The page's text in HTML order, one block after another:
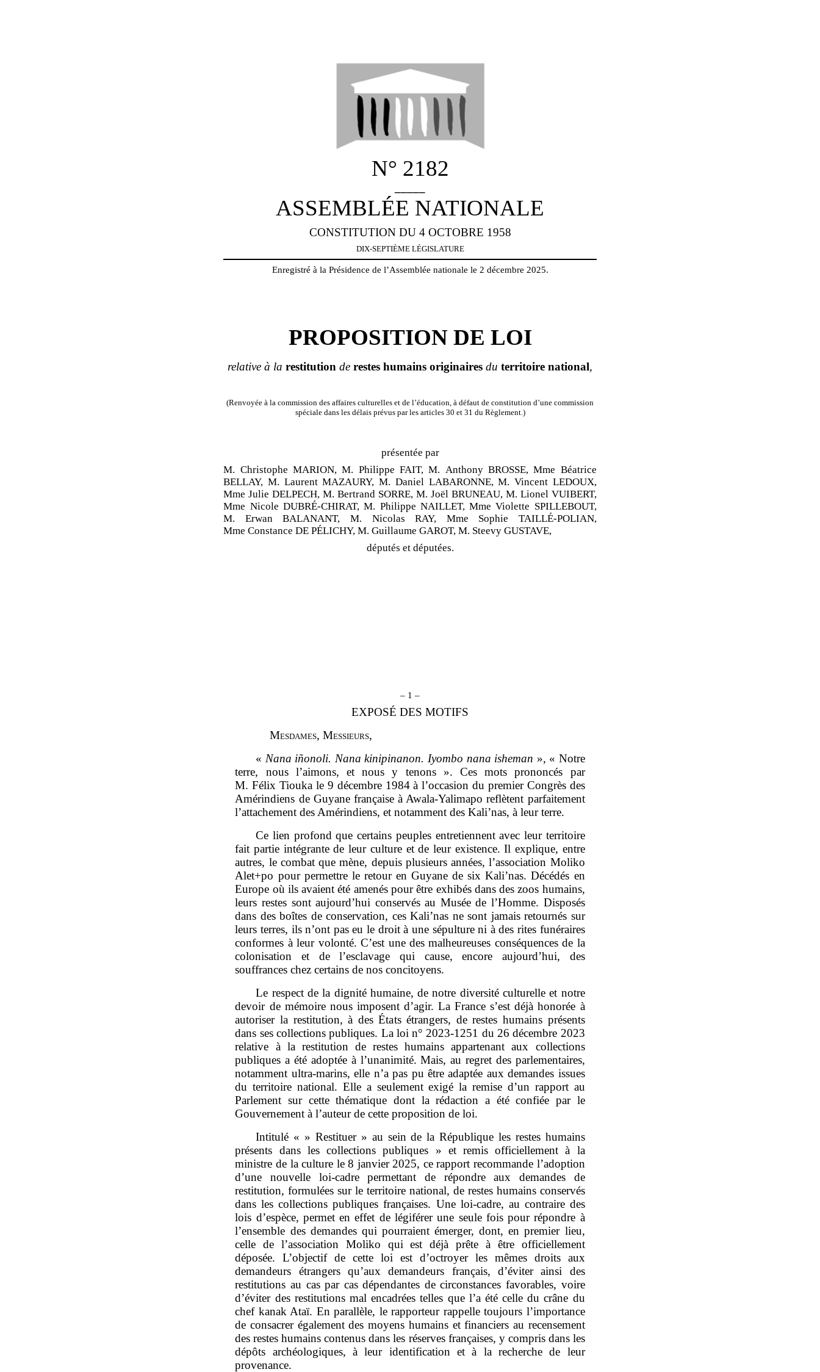
N° 2182
ASSEMBLÉE NATIONALE
CONSTITUTION DU 4 OCTOBRE 1958
DIX-SEPTIÈME LÉGISLATURE
Enregistré à la Présidence de l’Assemblée nationale le 2 décembre 2025.
PROPOSITION DE LOI
relative à la restitution de restes humains originaires du territoire national,
(Renvoyée à la commission des affaires culturelles et de l’éducation, à défaut de constitution d’une commission
spéciale dans les délais prévus par les articles 30 et 31 du Règlement.)
présentée par
M. Christophe MARION, M. Philippe FAIT, M. Anthony BROSSE, Mme Béatrice
BELLAY, M. Laurent MAZAURY, M. Daniel LABARONNE, M. Vincent LEDOUX,
Mme Julie DELPECH, M. Bertrand SORRE, M. Joël BRUNEAU, M. Lionel VUIBERT,
Mme Nicole DUBRÉ-CHIRAT, M. Philippe NAILLET, Mme Violette SPILLEBOUT,
M. Erwan BALANANT, M. Nicolas RAY, Mme Sophie TAILLÉ-POLIAN,
Mme Constance DE PÉLICHY, M. Guillaume GAROT, M. Steevy GUSTAVE,
députés et députées.
– 1 –
EXPOSÉ DES MOTIFS
Mesdames, Messieurs,
« Nana iñonoli. Nana kinipinanon. Iyombo nana isheman », « Notre
terre, nous l’aimons, et nous y tenons ». Ces mots prononcés par
M. Félix Tiouka le 9 décembre 1984 à l’occasion du premier Congrès des
Amérindiens de Guyane française à Awala‑Yalimapo reflètent parfaitement
l’attachement des Amérindiens, et notamment des Kali’nas, à leur terre.
Ce lien profond que certains peuples entretiennent avec leur territoire
fait partie intégrante de leur culture et de leur existence. Il explique, entre
autres, le combat que mène, depuis plusieurs années, l’association Moliko
Alet+po pour permettre le retour en Guyane de six Kali’nas. Décédés en
Europe où ils avaient été amenés pour être exhibés dans des zoos humains,
leurs restes sont aujourd’hui conservés au Musée de l’Homme. Disposés
dans des boîtes de conservation, ces Kali’nas ne sont jamais retournés sur
leurs terres, ils n’ont pas eu le droit à une sépulture ni à des rites funéraires
conformes à leur volonté. C’est une des malheureuses conséquences de la
colonisation et de l’esclavage qui cause, encore aujourd’hui, des
souffrances chez certains de nos concitoyens.
Le respect de la dignité humaine, de notre diversité culturelle et notre
devoir de mémoire nous imposent d’agir. La France s’est déjà honorée à
autoriser la restitution, à des États étrangers, de restes humains présents
dans ses collections publiques. La loi n° 2023‑1251 du 26 décembre 2023
relative à la restitution de restes humains appartenant aux collections
publiques a été adoptée à l’unanimité. Mais, au regret des parlementaires,
notamment ultra‑marins, elle n’a pas pu être adaptée aux demandes issues
du territoire national. Elle a seulement exigé la remise d’un rapport au
Parlement sur cette thématique dont la rédaction a été confiée par le
Gouvernement à l’auteur de cette proposition de loi.
Intitulé « » Restituer » au sein de la République les restes humains
présents dans les collections publiques » et remis officiellement à la
ministre de la culture le 8 janvier 2025, ce rapport recommande l’adoption
d’une nouvelle loi‑cadre permettant de répondre aux demandes de
restitution, formulées sur le territoire national, de restes humains conservés
dans les collections publiques françaises. Une loi‑cadre, au contraire des
lois d’espèce, permet en effet de légiférer une seule fois pour répondre à
l’ensemble des demandes qui pourraient émerger, dont, en premier lieu,
celle de l’association Moliko qui est déjà prête à être officiellement
déposée. L’objectif de cette loi est d’octroyer les mêmes droits aux
demandeurs étrangers qu’aux demandeurs français, d’éviter ainsi des
restitutions au cas par cas dépendantes de circonstances favorables, voire
d’éviter des restitutions mal encadrées telles que l’a été celle du crâne du
chef kanak Ataï. En parallèle, le rapporteur rappelle toujours l’importance
de consacrer également des moyens humains et financiers au recensement
des restes humains contenus dans les réserves françaises, y compris dans les
dépôts archéologiques, à leur identification et à la recherche de leur
provenance.